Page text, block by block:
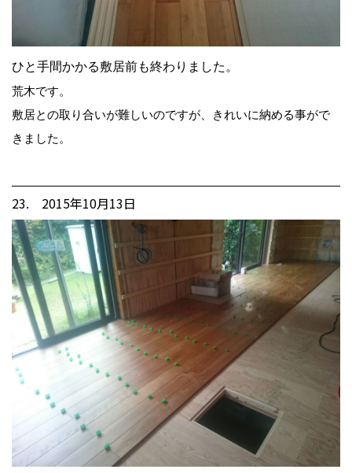
ひと手間かかる敷居前も終わりました。
荒木です。
敷居との取り合いが難しいのですが、きれいに納める事がで
きました。
23. 2015年10月13日